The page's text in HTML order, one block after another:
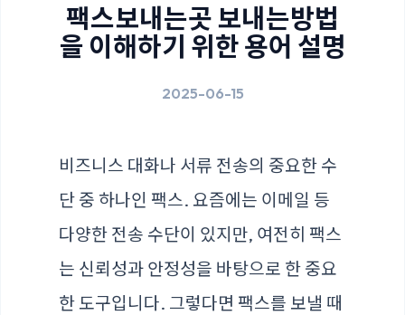
팩스보내는곳 보내는방법
을 이해하기 위한 용어 설명
2025-06-15
비즈니스 대화나 서류 전송의 중요한 수
단 중 하나인 팩스. 요즘에는 이메일 등
다양한 전송 수단이 있지만, 여전히 팩스
는 신뢰성과 안정성을 바탕으로 한 중요
한 도구입니다. 그렇다면 팩스를 보낼 때